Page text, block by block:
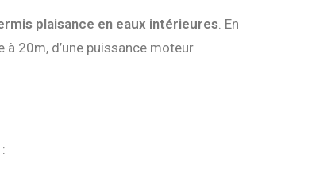
plaisance en eaux intérieures. En
20m, d’une puissance moteur
: